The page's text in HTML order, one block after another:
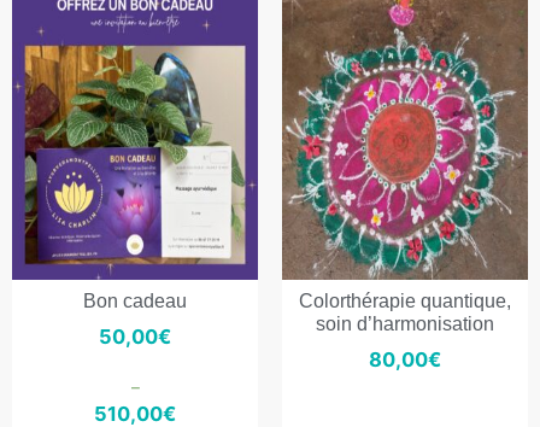
Bon cadeau
50,00€
–
510,00€
Colorthérapie quantique,
soin d’harmonisation
80,00€